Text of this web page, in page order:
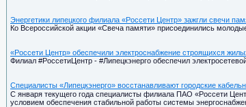
Энергетики липецкого филиала «Россети Центр» зажгли свечи
Ко Всероссийской акции «Свеча памяти» присоединились
«Россети Центр» обеспечили электроснабжение строящихся
Филиал #РоссетиЦентр - #Липецкэнерго обеспечил
Специалисты «Липецкэнерго» восстанавливают городские
С января текущего года специалисты филиала ПАО «Россети
условием обеспечения стабильной работы системы